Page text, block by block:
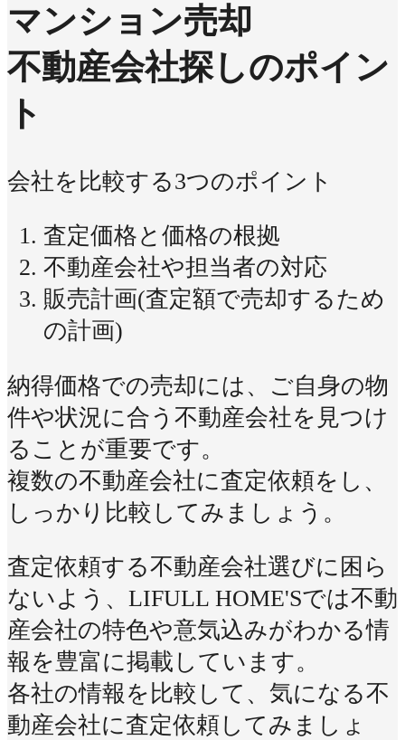
マンション売却
不動産会社探しのポイン
ト
会社を比較する3つのポイント
査定価格と価格の根拠
不動産会社や担当者の対応
販売計画(査定額で売却するため
の計画)
納得価格での売却には、ご自身の物
件や状況に合う不動産会社を見つけ
ることが重要です。
複数の不動産会社に査定依頼をし、
しっかり比較してみましょう。
査定依頼する不動産会社選びに困ら
ないよう、LIFULL HOME'Sでは不動
産会社の特色や意気込みがわかる情
報を豊富に掲載しています。
各社の情報を比較して、気になる不
動産会社に査定依頼してみましょ